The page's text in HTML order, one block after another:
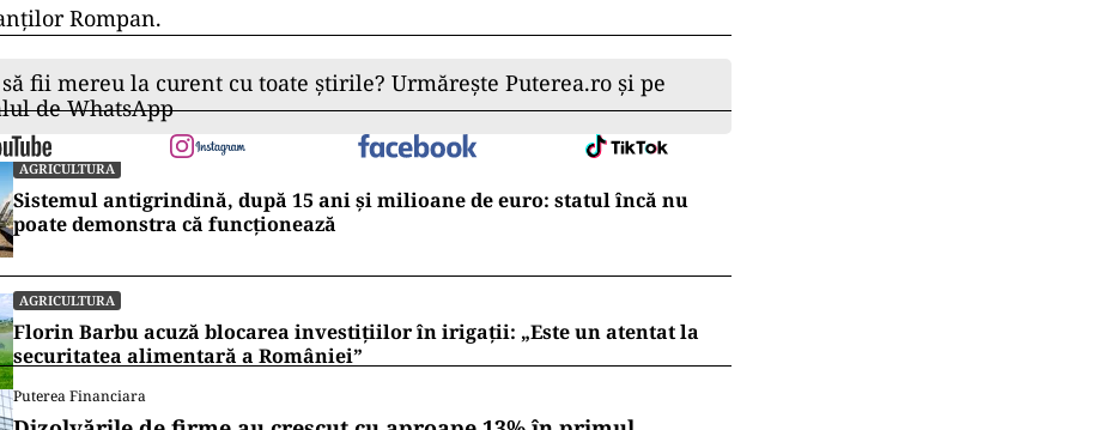
Rompan.
fii mereu la curent cu toate știrile? Urmărește Puterea.ro și pe
de WhatsApp
AGRICULTURA
Sistemul antigrindină, după 15 ani și milioane de euro: statul încă nu
poate demonstra că funcționează
AGRICULTURA
Florin Barbu acuză blocarea investițiilor în irigații: „Este un atentat la
securitatea alimentară a României”
Puterea Financiara